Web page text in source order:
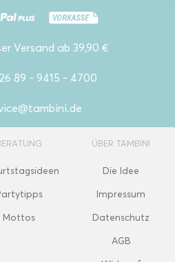
Versand ab 39,90 €
89 - 9415 - 4700
Mottos
ÜBER TAMBINI
Die Idee
Impressum
Datenschutz
AGB